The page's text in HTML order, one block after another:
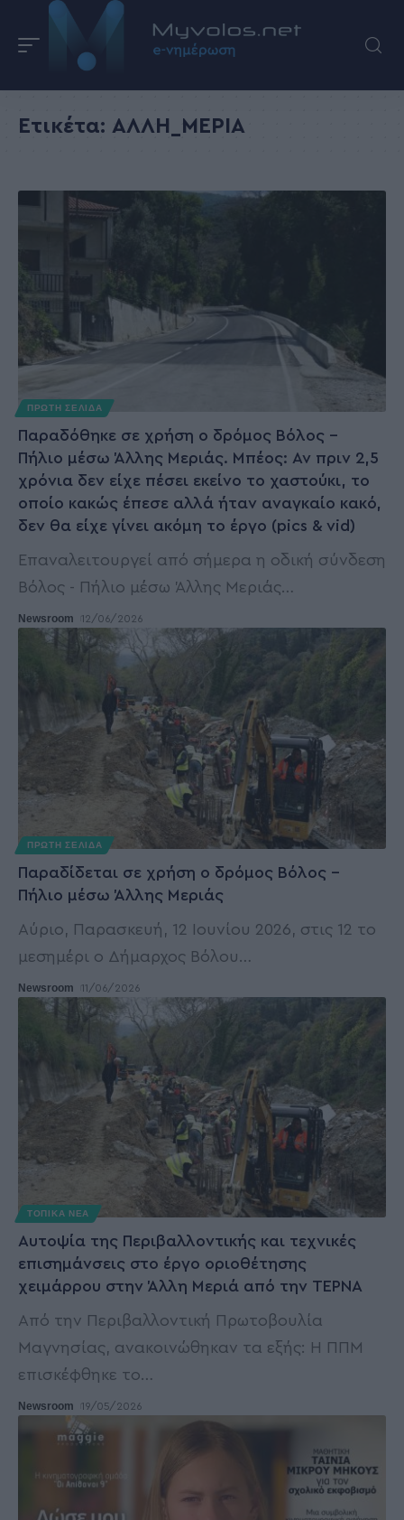
Ετικέτα: ΑΛΛΗ_ΜΕΡΙΑ
ΠΡΩΤΗ ΣΕΛΙΔΑ
Παραδόθηκε σε χρήση ο δρόμος Βόλος –
Πήλιο μέσω Άλλης Μεριάς. Μπέος: Αν πριν 2,5
χρόνια δεν είχε πέσει εκείνο το χαστούκι, το
οποίο κακώς έπεσε αλλά ήταν αναγκαίο κακό,
δεν θα είχε γίνει ακόμη το έργο (pics & vid)
Επαναλειτουργεί από σήμερα η οδική σύνδεση
Βόλος - Πήλιο μέσω Άλλης Μεριάς…
Newsroom 12/06/2026
ΠΡΩΤΗ ΣΕΛΙΔΑ
Παραδίδεται σε χρήση ο δρόμος Βόλος –
Πήλιο μέσω Άλλης Μεριάς
Αύριο, Παρασκευή, 12 Ιουνίου 2026, στις 12 το
μεσημέρι ο Δήμαρχος Βόλου
Newsroom 11/06/2026
ΤΟΠΙΚΑ ΝΕΑ
Αυτοψία της Περιβαλλοντικής και τεχνικές
επισημάνσεις στο έργο οριοθέτησης
χειμάρρου στην Άλλη Μεριά από την ΤΕΡΝΑ
Από την Περιβαλλοντική Πρωτοβουλία
Μαγνησίας, ανακοινώθηκαν τα εξής: Η ΠΠΜ
επισκέφθηκε το…
Newsroom 19/05/2026